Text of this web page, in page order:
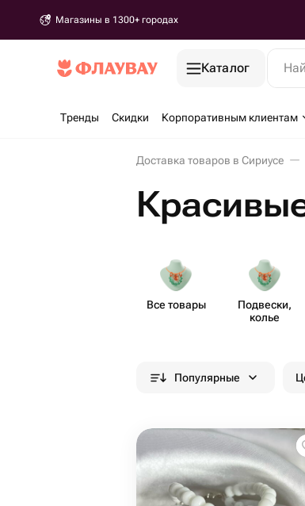
Магазины в 1300+ городах
Каталог
Тренды Скидки Корпоративным клиентам
Доставка товаров в Сириусе
Все товары
Подвески,
колье
Популярные